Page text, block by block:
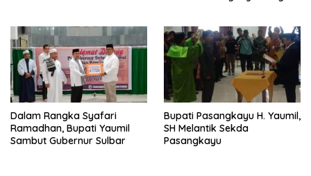
Dalam Rangka Syafari
Ramadhan, Bupati Yaumil
Sambut Gubernur Sulbar
Bupati Pasangkayu H. Yaumil,
SH Melantik Sekda
Pasangkayu